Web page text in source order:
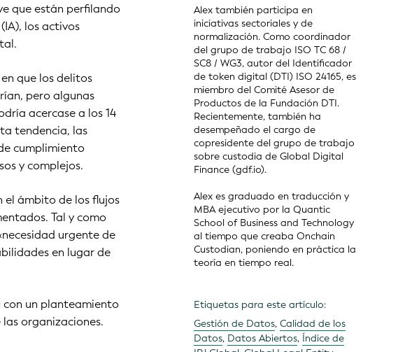
que están perfilando
los activos
que los delitos
pero algunas
acercase a los 14
tendencia, las
cumplimiento
y complejos.
el ámbito de los flujos
Tal y como
urgente de
en lugar de
con un planteamiento
organizaciones.
Alex también participa en
iniciativas sectoriales y de
normalización. Como coordinador
del grupo de trabajo ISO TC 68 /
SC8 / WG3, autor del Identificador
de token digital (DTI) ISO 24165, es
miembro del Comité Asesor de
Productos de la Fundación DTI.
Recientemente, también ha
desempeñado el cargo de
copresidente del grupo de trabajo
sobre custodia de Global Digital
Finance (gdf.io).
Alex es graduado en traducción y
MBA ejecutivo por la Quantic
School of Business and Technology
al tiempo que creaba Onchain
Custodian, poniendo en práctica la
teoría en tiempo real.
Etiquetas para este artículo:
Gestión de Datos, Calidad de los
Datos, Datos Abiertos, Índice de